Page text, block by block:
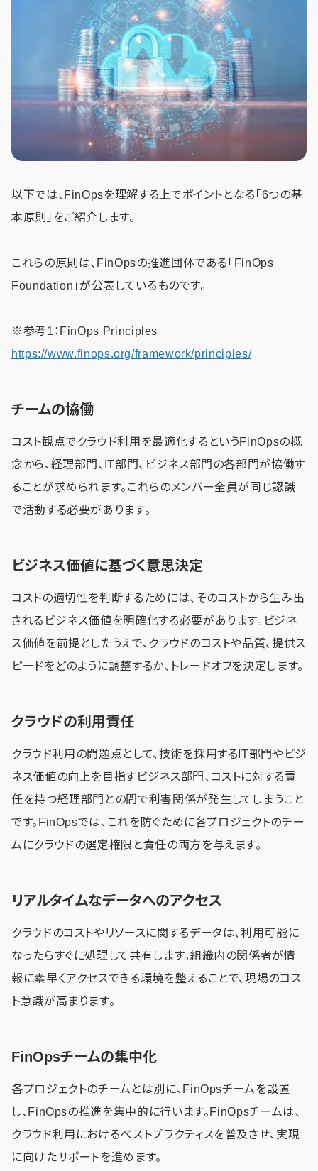
以下では、FinOpsを理解する上でポイントとなる「6つの基
本原則」をご紹介します。
これらの原則は、FinOpsの推進団体である「FinOps
Foundation」が公表しているものです。
※参考1：FinOps Principles
https://www.finops.org/framework/principles/
チームの協働
コスト観点でクラウド利用を最適化するというFinOpsの概
念から、経理部門、IT部門、ビジネス部門の各部門が協働す
ることが求められます。これらのメンバー全員が同じ認識
で活動する必要があります。
ビジネス価値に基づく意思決定
コストの適切性を判断するためには、そのコストから生み出
されるビジネス価値を明確化する必要があります。ビジネ
ス価値を前提としたうえで、クラウドのコストや品質、提供ス
ピードをどのように調整するか、トレードオフを決定します。
クラウドの利用責任
クラウド利用の問題点として、技術を採用するIT部門やビジ
ネス価値の向上を目指すビジネス部門、コストに対する責
任を持つ経理部門との間で利害関係が発生してしまうこと
です。FinOpsでは、これを防ぐために各プロジェクトのチー
ムにクラウドの選定権限と責任の両方を与えます。
リアルタイムなデータへのアクセス
クラウドのコストやリソースに関するデータは、利用可能に
なったらすぐに処理して共有します。組織内の関係者が情
報に素早くアクセスできる環境を整えることで、現場のコス
ト意識が高まります。
FinOpsチームの集中化
各プロジェクトのチームとは別に、FinOpsチームを設置
し、FinOpsの推進を集中的に行います。FinOpsチームは、
クラウド利用におけるベストプラクティスを普及させ、実現
に向けたサポートを進めます。